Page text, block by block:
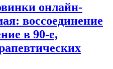
онлайн-
воссоединение
в 90-е,